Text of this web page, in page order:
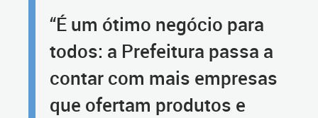
“É um ótimo negócio para
todos: a Prefeitura passa a
contar com mais empresas
que ofertam produtos e